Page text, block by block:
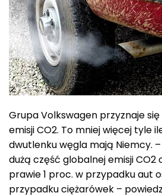
Grupa Volkswagen przyznaje
emisji CO2. To mniej więcej tyle
dwutlenku węgla mają Niemcy.
dużą część globalnej emisji CO2
prawie 1 proc. w przypadku aut
przypadku ciężarówek –